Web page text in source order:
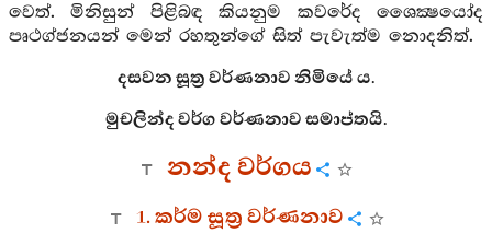
වෙත්. මිනිසුන් පිළිබඳ කියනුම කවරේද ශෛක්‍ෂයෝද
පෘථග්ජනයන් මෙන් රහතුන්ගේ සිත් පැවැත්ම නොදනිත්.
දසවන සූත්‍ර වර්ණනාව නිමියේ ය.
මුචලින්ද වර්ග වර්ණනාව සමාප්තයි.
නන්ද වර්ගය
1. කර්ම සූත්‍ර වර්ණනාව